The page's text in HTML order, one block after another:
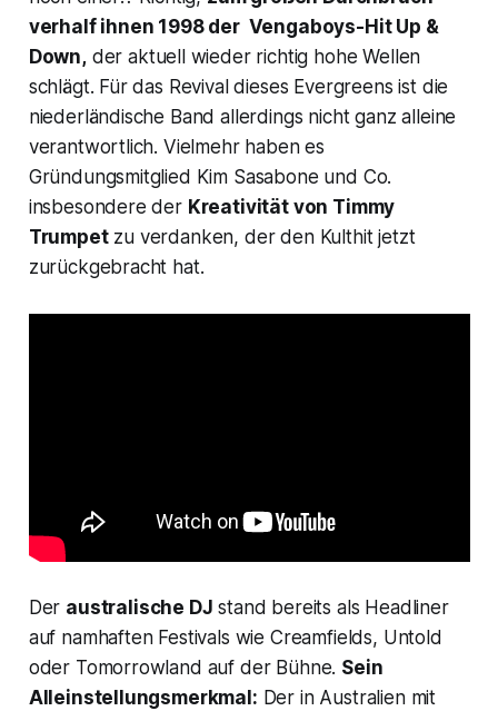
verhalf ihnen 1998 der Vengaboys-Hit Up &
Down,der aktuell wieder richtig hohe Wellen
schlägt. Für das Revival dieses Evergreens ist die
niederländische Band allerdings nicht ganz alleine
verantwortlich. Vielmehr haben es
Gründungsmitglied Kim Sasabone und Co.
insbesondere der Kreativität von Timmy
Trumpetzu verdanken, der den Kulthit jetzt
zurückgebracht hat.
Der australische DJ stand bereits als Headliner
auf namhaften Festivals wie Creamfields, Untold
oder Tomorrowland auf der Bühne. Sein
Alleinstellungsmerkmal: Der in Australien mit